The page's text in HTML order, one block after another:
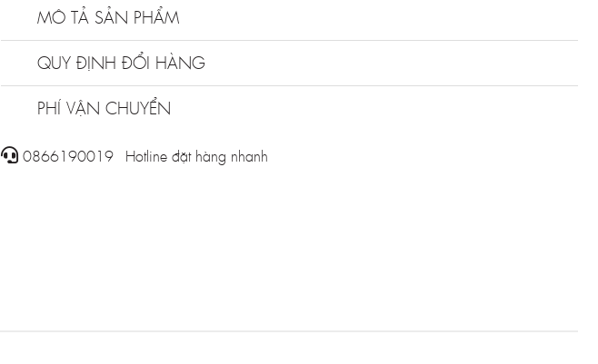
MÔ TẢ SẢN PHẨM
QUY ĐỊNH ĐỔI HÀNG
PHÍ VẬN CHUYỂN
0866190019 - Hotline đặt hàng nhanh